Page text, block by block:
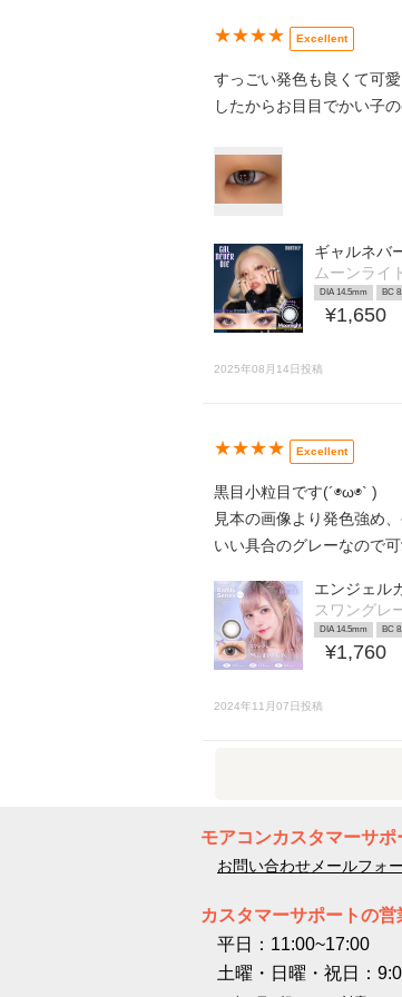
★★★★ Excellent
すっごい発色も良くて可
したからお目目でかい子
ギャルネバ
ムーンライ
DIA 14.5mm BC
¥1,650
2025年08月14日投稿
★★★★ Excellent
黒目小粒目です(´◉ω◉` )
見本の画像より発色強め
いい具合のグレーなので
エンジェル
スワングレ
DIA 14.5mm BC
¥1,760
2024年11月07日投稿
モアコンカスタマーサポ
お問い合わせメールフォ
カスタマーサポートの営
平日：11:00~17:00
土曜・日曜・祝日：